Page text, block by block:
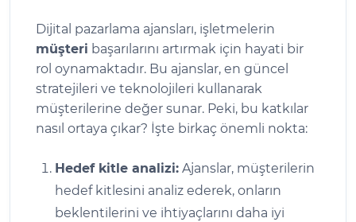
Dijital pazarlama ajansları, işletmelerin
müşteri başarılarını artırmak için hayati bir
rol oynamaktadır. Bu ajanslar, en güncel
stratejileri ve teknolojileri kullanarak
müşterilerine değer sunar. Peki, bu katkılar
nasıl ortaya çıkar? İşte birkaç önemli nokta:
Hedef kitle analizi: Ajanslar, müşterilerin
hedef kitlesini analiz ederek, onların
beklentilerini ve ihtiyaçlarını daha iyi